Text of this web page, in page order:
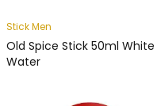
Stick Men
Old Spice Stick 50ml White
Water